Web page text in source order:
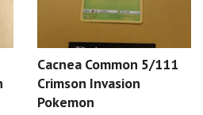
Cacnea Common 5/111
Crimson Invasion
Pokemon